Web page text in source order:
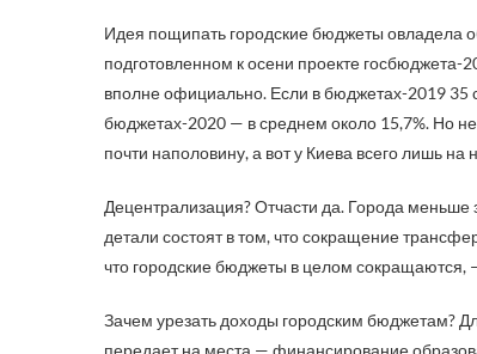
Идея пощипать городские бюджеты овладела
подготовленном к осени проекте
вполне официально. Если в бюджетах-2019 35
бюджетах-2020 — в среднем около 15,7%. Но
почти наполовину, а вот у Киева всего лишь
Децентрализация? Отчасти да. Города меньше
детали состоят в том, что сокращение
что городские бюджеты в целом
Зачем урезать доходы городским бюджетам?
передает на места — финансирование